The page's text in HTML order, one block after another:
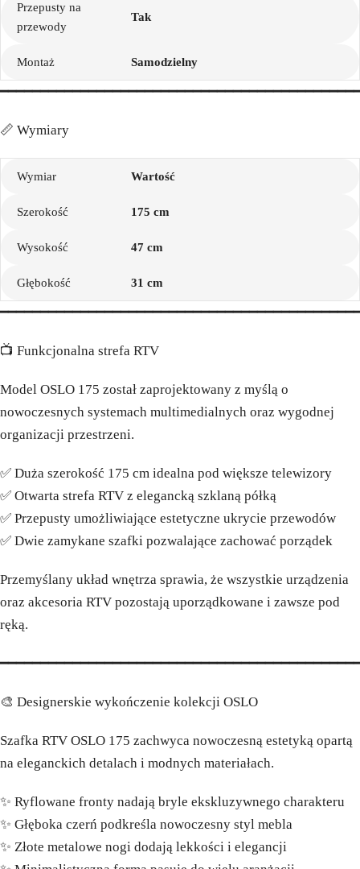
Przepusty na
przewody
Tak
Montaż Samodzielny
📏 Wymiary
Wymiar Wartość
Szerokość 175 cm
Wysokość 47 cm
Głębokość 31 cm
📺 Funkcjonalna strefa RTV
Model OSLO 175 został zaprojektowany z myślą o
nowoczesnych systemach multimedialnych oraz wygodnej
organizacji przestrzeni.
✅ Duża szerokość 175 cm idealna pod większe telewizory
✅ Otwarta strefa RTV z elegancką szklaną półką
✅ Przepusty umożliwiające estetyczne ukrycie przewodów
✅ Dwie zamykane szafki pozwalające zachować porządek
Przemyślany układ wnętrza sprawia, że wszystkie urządzenia
oraz akcesoria RTV pozostają uporządkowane i zawsze pod
ręką.
🎨 Designerskie wykończenie kolekcji OSLO
Szafka RTV OSLO 175 zachwyca nowoczesną estetyką opartą
na eleganckich detalach i modnych materiałach.
✨ Ryflowane fronty nadają bryle ekskluzywnego charakteru
✨ Głęboka czerń podkreśla nowoczesny styl mebla
✨ Złote metalowe nogi dodają lekkości i elegancji